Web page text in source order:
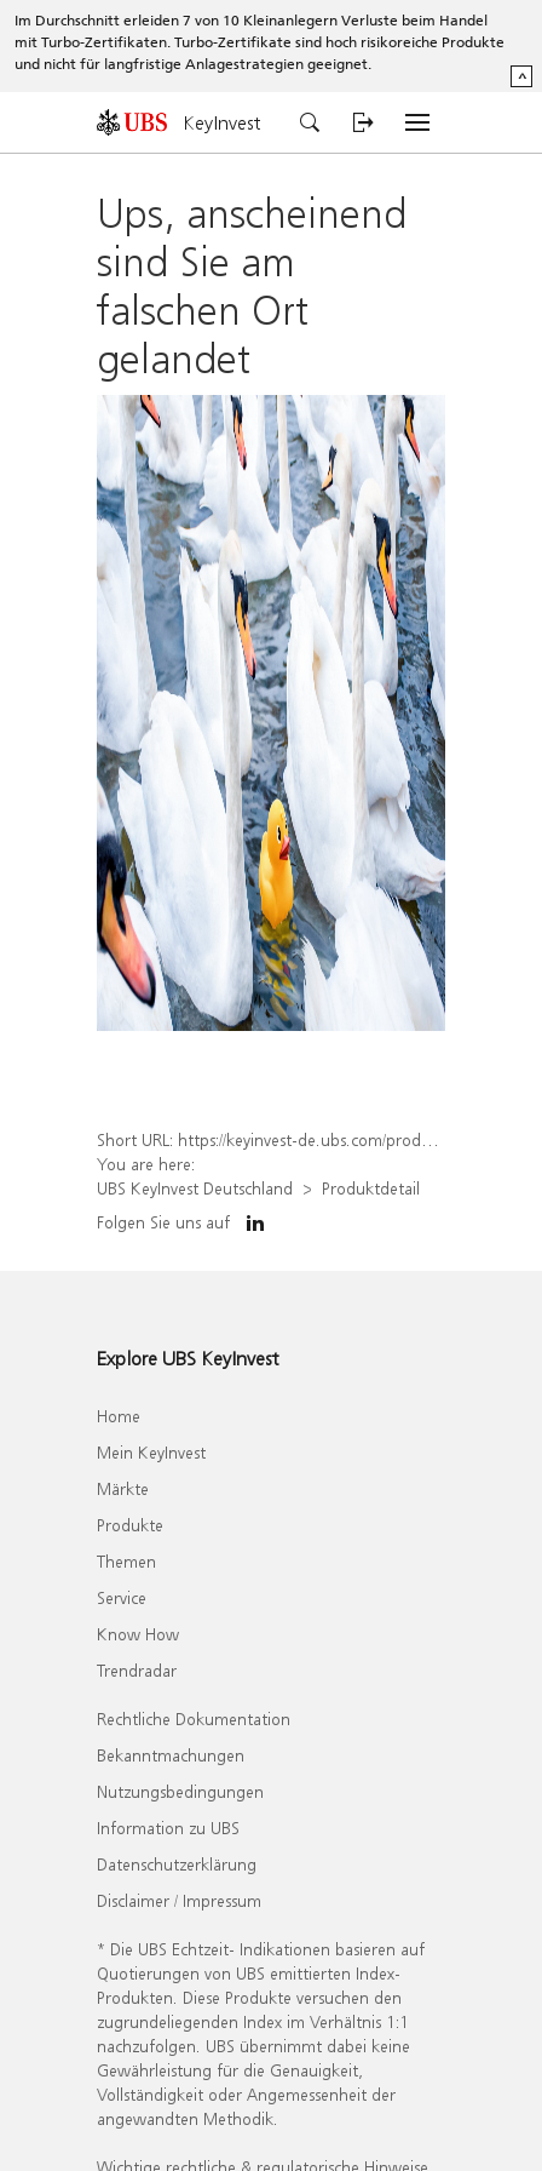
Im Durchschnitt erleiden 7 von 10 Kleinanlegern Verluste beim Handel
mit Turbo-Zertifikaten. Turbo-Zertifikate sind hoch risikoreiche Produkte
und nicht für langfristige Anlagestrategien geeignet.
^
KeyInvest
Ups, anscheinend
sind Sie am
falschen Ort
gelandet
Short URL: https://keyinvest-de.ubs.com/produkt/detail/index/isin/DE000WA8WGL2
You are here:
UBS KeyInvest Deutschland
Produktdetail
Folgen Sie uns auf
Explore UBS KeyInvest
Home
Mein KeyInvest
Märkte
Produkte
Themen
Service
Know How
Trendradar
Rechtliche Dokumentation
Bekanntmachungen
Nutzungsbedingungen
Information zu UBS
Datenschutzerklärung
Disclaimer / Impressum
* Die UBS Echtzeit- Indikationen basieren auf
Quotierungen von UBS emittierten Index-
Produkten. Diese Produkte versuchen den
zugrundeliegenden Index im Verhältnis 1:1
nachzufolgen. UBS übernimmt dabei keine
Gewährleistung für die Genauigkeit,
Vollständigkeit oder Angemessenheit der
angewandten Methodik.